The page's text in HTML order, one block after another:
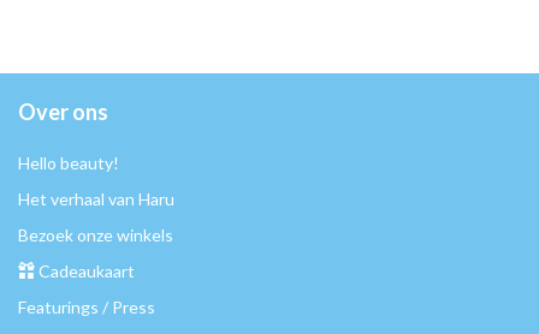
Over ons
Hello beauty!
Het verhaal van Haru
Bezoek onze winkels
Cadeaukaart
Featurings / Press